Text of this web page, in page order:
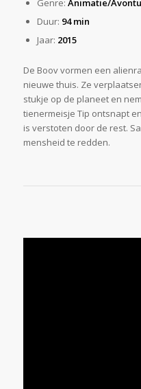
Genre: Animatie/
Duur: 94 min
Jaar: 2015
De Boov vormen een
nieuwe thuis. Ze
stukje op de planeet en
tienermeisje Tip ontsnapt
is verstoten door de rest.
mensheid te redden.